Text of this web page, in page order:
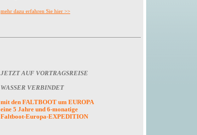
mehr dazu erfahren Sie hier >>
JETZT AUF VORTRAGSREISE
WASSER VERBINDET
mit den FALTBOOT um EUROPA
eine 5 Jahre und 6-monatige
Faltboot-Europa-EXPEDITION